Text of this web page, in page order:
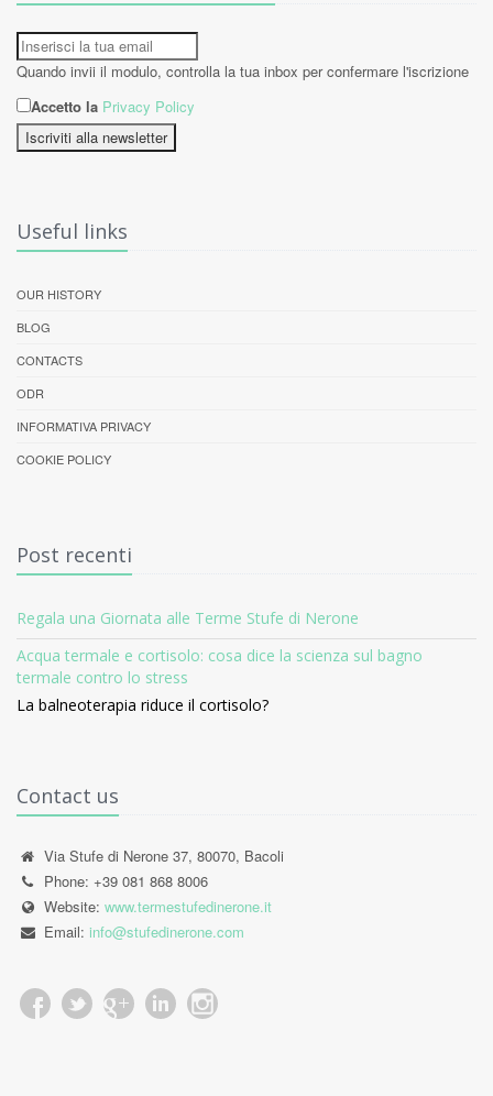
Quando invii il modulo, controlla la tua inbox per confermare l'iscrizione
Accetto la Privacy Policy
Iscriviti alla newsletter
Useful links
OUR HISTORY
BLOG
CONTACTS
ODR
INFORMATIVA PRIVACY
COOKIE POLICY
Post recenti
Regala una Giornata alle Terme Stufe di Nerone
Acqua termale e cortisolo: cosa dice la scienza sul bagno
termale contro lo stress
La balneoterapia riduce il cortisolo?
Contact us
Via Stufe di Nerone 37, 80070, Bacoli
Phone: +39 081 868 8006
Website: www.termestufedinerone.it
Email: info@stufedinerone.com